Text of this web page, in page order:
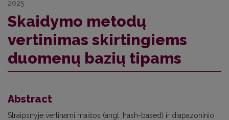
2025
Skaidymo metodų
vertinimas skirtingiems
duomenų bazių tipams
Abstract
Straipsnyje vertinami maišos (angl. hash-based) ir diapazoninio